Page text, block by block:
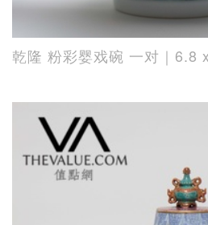
乾隆 粉彩婴戏碗 一对｜6.8